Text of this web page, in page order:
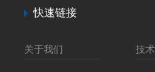
快速链接
关于我们 技